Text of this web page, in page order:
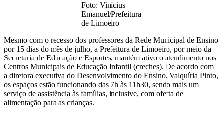
Foto: Vinícius
Emanuel/Prefeitura
de Limoeiro
Mesmo com o recesso dos professores da Rede Municipal de Ensino
por 15 dias do mês de julho, a Prefeitura de Limoeiro, por meio da
Secretaria de Educação e Esportes, mantém ativo o atendimento nos
Centros Municipais de Educação Infantil (creches). De acordo com
a diretora executiva do Desenvolvimento do Ensino, Valquíria Pinto,
os espaços estão funcionando das 7h às 11h30, sendo mais um
serviço de assistência às famílias, inclusive, com oferta de
alimentação para as crianças.